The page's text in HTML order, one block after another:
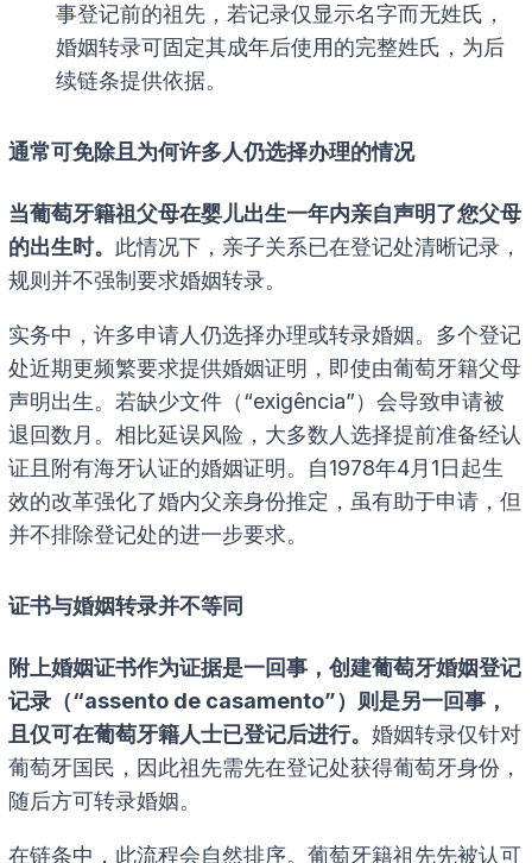
事登记前的祖先，若记录仅显示名字而无姓氏，
婚姻转录可固定其成年后使用的完整姓氏，为后
续链条提供依据。
通常可免除且为何许多人仍选择办理的情况
当葡萄牙籍祖父母在婴儿出生一年内亲自声明了您父母
的出生时。 此情况下，亲子关系已在登记处清晰记录，
规则并不强制要求婚姻转录。
实务中，许多申请人仍选择办理或转录婚姻。多个登记
处近期更频繁要求提供婚姻证明，即使由葡萄牙籍父母
声明出生。若缺少文件（“exigência”）会导致申请被
退回数月。相比延误风险，大多数人选择提前准备经认
证且附有海牙认证的婚姻证明。自1978年4月1日起生
效的改革强化了婚内父亲身份推定，虽有助于申请，但
并不排除登记处的进一步要求。
证书与婚姻转录并不等同
附上婚姻证书作为证据是一回事，创建葡萄牙婚姻登记
记录（“assento de casamento”）则是另一回事，
且仅可在葡萄牙籍人士已登记后进行。 婚姻转录仅针对
葡萄牙国民，因此祖先需先在登记处获得葡萄牙身份，
随后方可转录婚姻。
在链条中，此流程会自然排序。葡萄牙籍祖先先被认可